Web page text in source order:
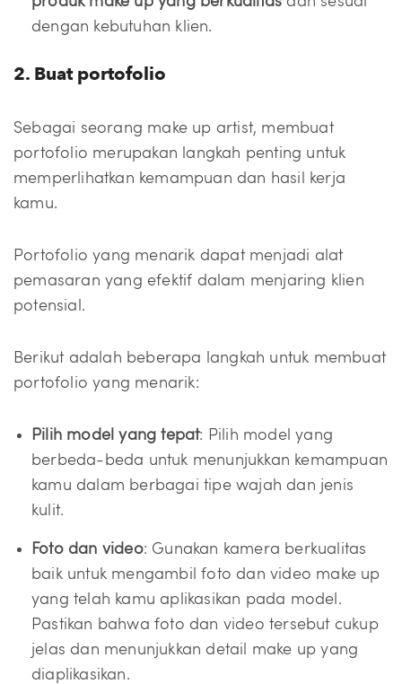
dengan kebutuhan klien.
2. Buat portofolio
Sebagai seorang make up artist, membuat
portofolio merupakan langkah penting untuk
memperlihatkan kemampuan dan hasil kerja
kamu.
Portofolio yang menarik dapat menjadi alat
pemasaran yang efektif dalam menjaring klien
potensial.
Berikut adalah beberapa langkah untuk membuat
portofolio yang menarik:
Pilih model yang tepat: Pilih model yang
berbeda-beda untuk menunjukkan kemampuan
kamu dalam berbagai tipe wajah dan jenis
kulit.
Foto dan video: Gunakan kamera berkualitas
baik untuk mengambil foto dan video make up
yang telah kamu aplikasikan pada model.
Pastikan bahwa foto dan video tersebut cukup
jelas dan menunjukkan detail make up yang
diaplikasikan.